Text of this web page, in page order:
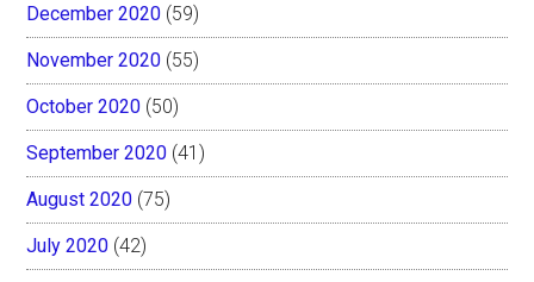
December 2020 (59)
November 2020 (55)
October 2020 (50)
September 2020 (41)
August 2020 (75)
July 2020 (42)